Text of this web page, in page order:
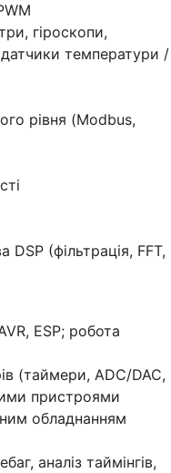
гіроскопи,
температури /
рівня (Modbus,
(фільтрація, FFT,
ESP; робота
(таймери, ADC/DAC,
пристроями
обладнанням
аналіз таймінгів,